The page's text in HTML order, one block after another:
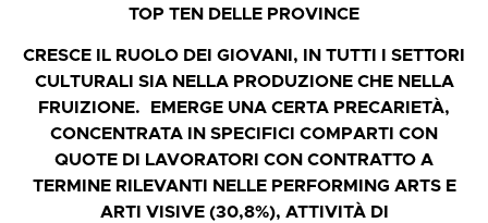
TOP TEN DELLE PROVINCE
CRESCE IL RUOLO DEI GIOVANI, IN TUTTI I SETTORI
CULTURALI SIA NELLA PRODUZIONE CHE NELLA
FRUIZIONE.
EMERGE UNA CERTA PRECARIETÀ,
CONCENTRATA IN SPECIFICI COMPARTI CON
QUOTE DI LAVORATORI CON CONTRATTO A
TERMINE RILEVANTI NELLE PERFORMING ARTS E
ARTI VISIVE (30,8%), ATTIVITÀ DI